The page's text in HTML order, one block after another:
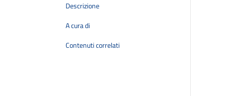
Descrizione
A cura di
Contenuti correlati